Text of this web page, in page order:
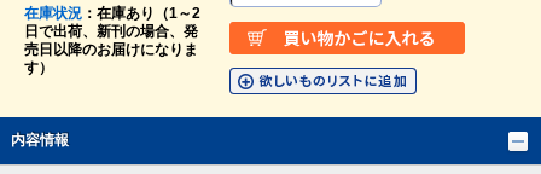
在庫状況：在庫あり（1～2
日で出荷、新刊の場合、発
売日以降のお届けになりま
す）
内容情報